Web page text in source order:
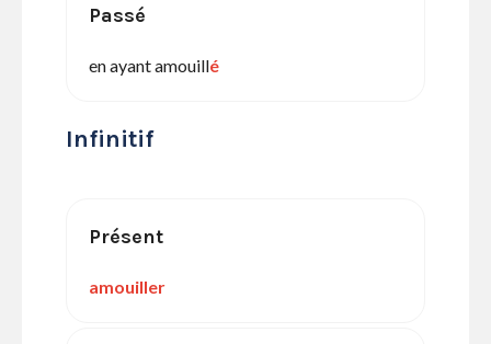
Passé
en ayant amouillé
Infinitif
Présent
amouiller